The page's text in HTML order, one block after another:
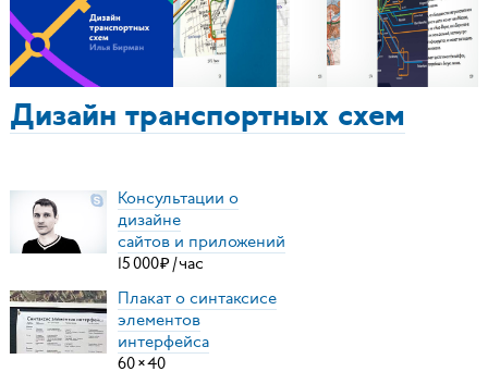
Дизайн транспортных схем
Консультации о
дизайне
сайтов и приложений
15000₽ /час
Плакат о синтаксисе
элементов
интерфейса
60×40